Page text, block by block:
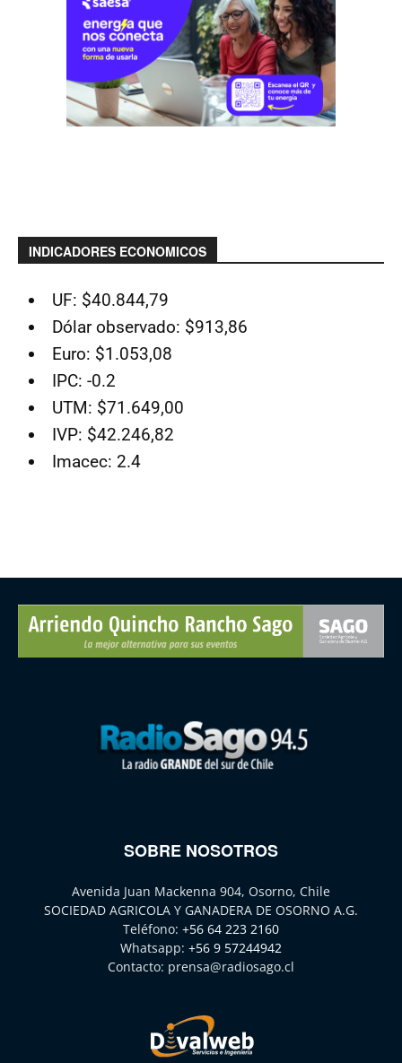
INDICADORES ECONOMICOS
UF: $40.844,79
Dólar observado: $913,86
Euro: $1.053,08
IPC: -0.2
UTM: $71.649,00
IVP: $42.246,82
Imacec: 2.4
SOBRE NOSOTROS
Avenida Juan Mackenna 904, Osorno, Chile
SOCIEDAD AGRICOLA Y GANADERA DE OSORNO A.G.
Teléfono: +56 64 223 2160
Whatsapp: +56 9 57244942
Contacto: prensa@radiosago.cl